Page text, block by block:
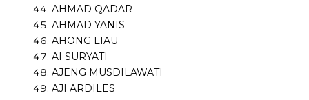
AHMAD QADAR
AHMAD YANIS
AHONG LIAU
AI SURYATI
AJENG MUSDILAWATI
AJI ARDILES